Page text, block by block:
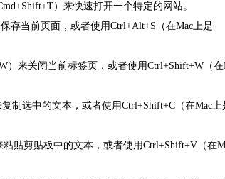
）来快速打开一个特定的网站。
存当前页面，或者使用Ctrl+Alt+S（在Mac上是
来关闭当前标签页，或者使用Ctrl+Shift+W（在
制选中的文本，或者使用Ctrl+Shift+C（在Mac上
贴剪贴板中的文本，或者使用Ctrl+Shift+V（在